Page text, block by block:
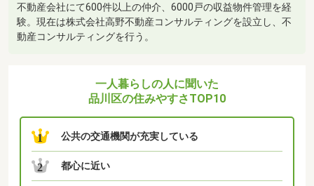
不動産会社にて600件以上の仲介、6000戸の収益物件管理を経
験。現在は株式会社高野不動産コンサルティングを設立し、不
動産コンサルティングを行う。
一人暮らしの人に聞いた
品川区の住みやすさTOP10
1 公共の交通機関が充実している
2 都心に近い